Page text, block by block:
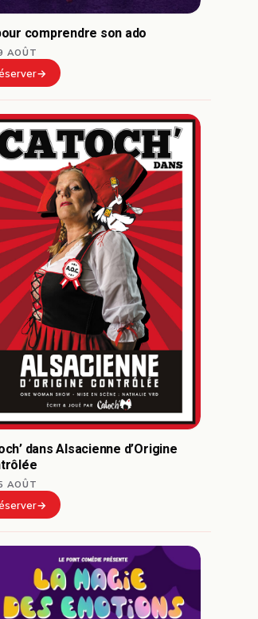
comprendre son ado
AOÛT
dans Alsacienne d’Origine
AOÛT